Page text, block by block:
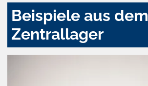
Beispiele aus dem
Zentrallager